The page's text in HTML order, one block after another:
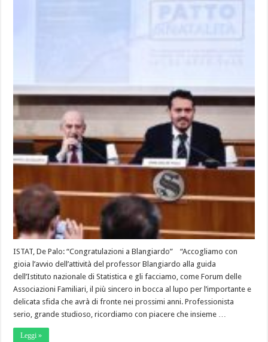
ISTAT, De Palo: “Congratulazioni a Blangiardo” “Accogliamo con
gioia l’avvio dell’attività del professor Blangiardo alla guida
dell’Istituto nazionale di Statistica e gli facciamo, come Forum delle
Associazioni Familiari, il più sincero in bocca al lupo per l’importante e
delicata sfida che avrà di fronte nei prossimi anni. Professionista
serio, grande studioso, ricordiamo con piacere che insieme …
Leggi »